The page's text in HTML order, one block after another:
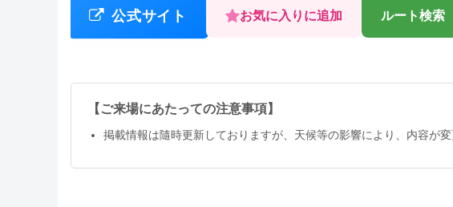
公式サイト お気に入りに追加 ルート検索
【ご来場にあたっての注意事項】
掲載情報は隨時更新しておりますが、天候等の影響により、内容が